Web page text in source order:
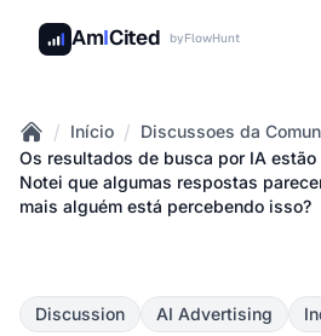
AmICited byFlowHunt
Home
/ Início / Discussoes da
Os resultados de busca por IA
Notei que algumas respostas
mais alguém está percebendo isso?
Discussion AI Advertising